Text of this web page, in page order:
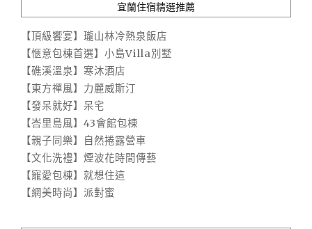
宜蘭住宿精選推薦
【頂級饗宴】瓏山林冷熱泉飯店
【愜意包棟首選】小島Villa別墅
【礁溪溫泉】寒沐酒店
【東方禪風】力麗威斯汀
【發呆就好】呆宅
【峇里島風】43會館包棟
【親子同樂】自然捲露營車
【文化洗禮】煙波花時間傳藝
【寵愛包棟】就想住這
【網美時尚】派對蜜